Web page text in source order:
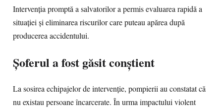
Intervenția promptă a salvatorilor a permis evaluarea rapidă a
situației și eliminarea riscurilor care puteau apărea după
producerea accidentului.
Șoferul a fost găsit conștient
La sosirea echipajelor de intervenție, pompierii au constatat că
nu existau persoane încarcerate. În urma impactului violent